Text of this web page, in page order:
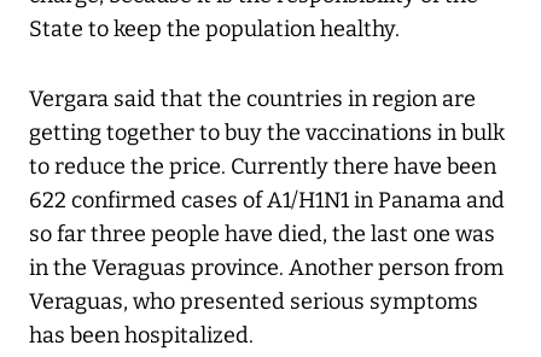
State to keep the population healthy.
Vergara said that the countries in region are
getting together to buy the vaccinations in bulk
to reduce the price. Currently there have been
622 confirmed cases of A1/H1N1 in Panama and
so far three people have died, the last one was
in the Veraguas province. Another person from
Veraguas, who presented serious symptoms
has been hospitalized.